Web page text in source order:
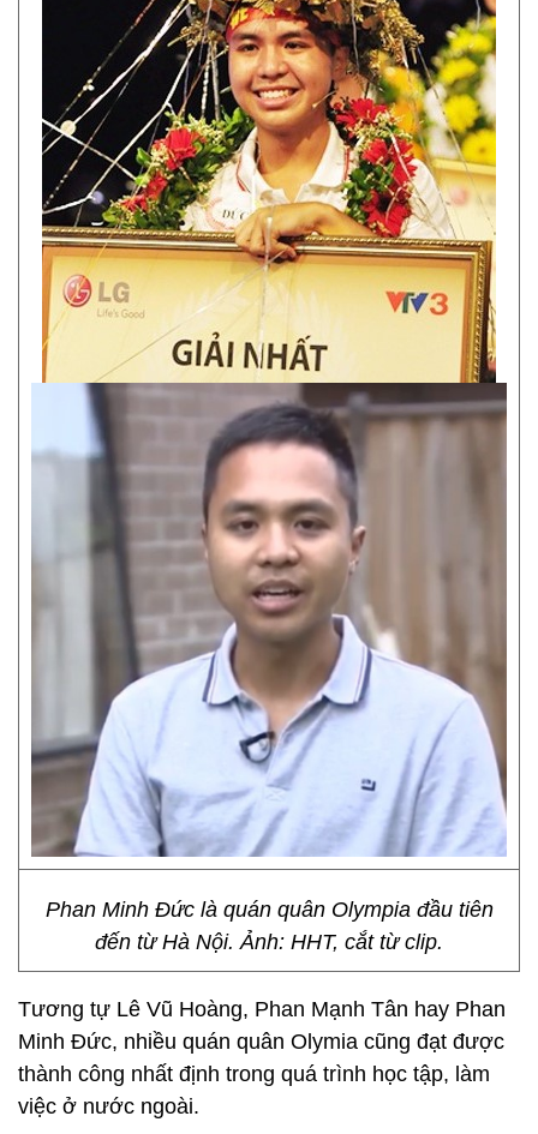
Phan Minh Đức là quán quân Olympia đầu tiên
đến từ Hà Nội. Ảnh: HHT, cắt từ clip.
Tương tự Lê Vũ Hoàng, Phan Mạnh Tân hay Phan
Minh Đức, nhiều quán quân Olymia cũng đạt được
thành công nhất định trong quá trình học tập, làm
việc ở nước ngoài.